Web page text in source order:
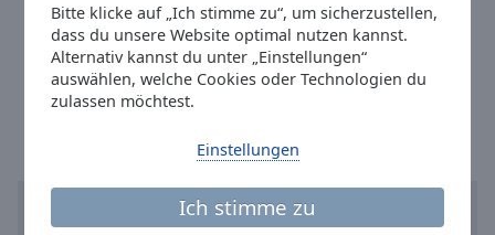
Bitte klicke auf „Ich stimme zu“, um sicherzustellen,
dass du unsere Website optimal nutzen kannst.
Alternativ kannst du unter „Einstellungen“
auswählen, welche Cookies oder Technologien du
zulassen möchtest.
Ich stimme zu
Einstellungen
Facebook: @radiosunshinelive
Youtube:
@radiosunshinelive
Ortszeit in Mannheim:01:00,08.07.2026